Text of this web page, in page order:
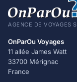
AGENCE DE VOYAGES
OnParOu Voyages
11 allée James Watt
33700 Mérignac
France